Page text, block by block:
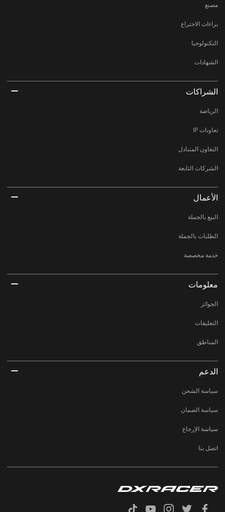
مصنع
براءات الاختراع
التكنولوجيا
الشهادات
الشراكات
الرياضة
تعاونات IP
التعاون المتبادل
الشركات التابعة
الأعمال
البيع بالجملة
الطلبات بالجملة
خدمة مخصصة
معلومات
الجوائز
التعليقات
المناطق
الدعم
سياسة الشحن
سياسة الضمان
سياسة الإرجاع
اتصل بنا